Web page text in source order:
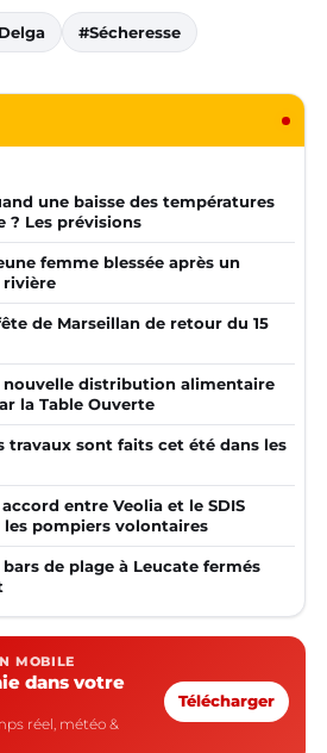
#Sécheresse
une baisse des températures
? Les prévisions
femme blessée après un
rivière
de Marseillan de retour du 15
nouvelle distribution alimentaire
la Table Ouverte
travaux sont faits cet été dans les
entre Veolia et le SDIS
pompiers volontaires
de plage à Leucate fermés
MOBILE
dans votre
réel, météo &
Télécharger